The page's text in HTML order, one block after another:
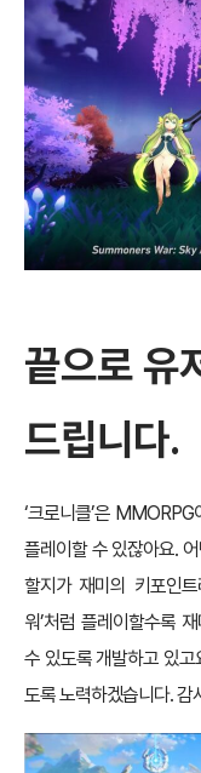
끝으로 유
드립니다.
‘크로니클’은
플레이할 수 있잖아요.
할지가 재미의 키포인트
워’처럼 플레이할수록
수 있도록 개발하고 있
도록 노력하겠습니다. 감